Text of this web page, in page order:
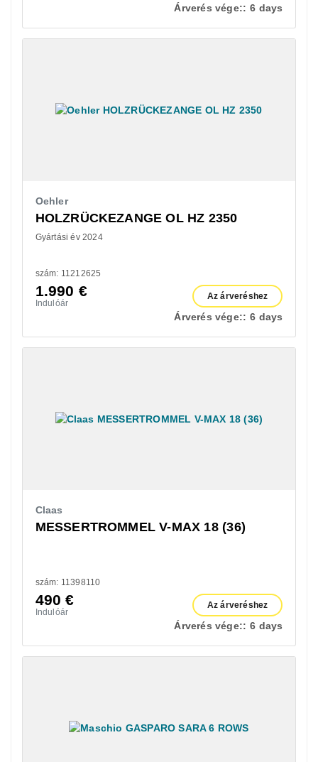
Árverés vége:: 6 days
Oehler
HOLZRÜCKEZANGE OL HZ 2350
Gyártási év 2024
szám: 11212625
1.990 €
Indulóár
Az árveréshez
Árverés vége:: 6 days
Claas
MESSERTROMMEL V-MAX 18 (36)
szám: 11398110
490€
Indulóár
Az árveréshez
Árverés vége:: 6 days